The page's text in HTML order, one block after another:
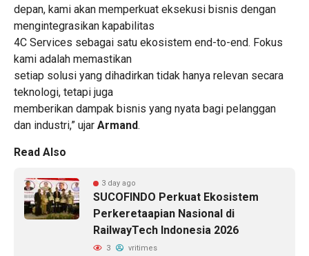
depan, kami akan memperkuat eksekusi bisnis dengan
mengintegrasikan kapabilitas
4C Services sebagai satu ekosistem end-to-end. Fokus
kami adalah memastikan
setiap solusi yang dihadirkan tidak hanya relevan secara
teknologi, tetapi juga
memberikan dampak bisnis yang nyata bagi pelanggan
dan industri,” ujar Armand.
Read Also
3 day ago
SUCOFINDO Perkuat Ekosistem
Perkeretaapian Nasional di
RailwayTech Indonesia 2026
3 vritimes